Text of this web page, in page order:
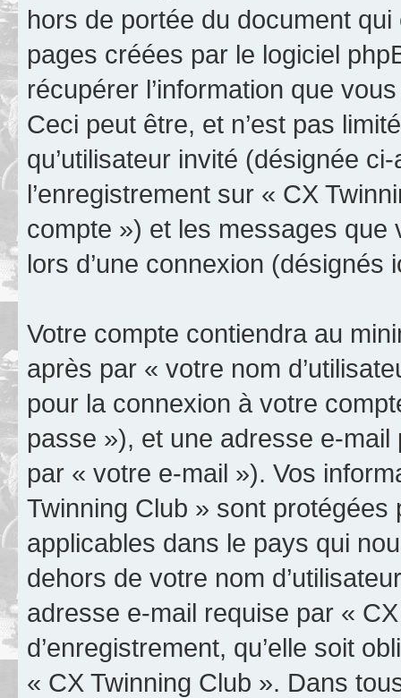
hors de portée du document
pages créées par le logiciel
récupérer l’information que
Ceci peut être, et n’est pas
qu’utilisateur invité (désignée
l’enregistrement sur « CX
compte ») et les messages que
lors d’une connexion
Votre compte contiendra au
après par « votre nom
pour la connexion à votre
passe »), et une adresse e-
par « votre e-mail »). Vos
Twinning Club » sont
applicables dans le pays qui
dehors de votre nom
adresse e-mail requise par «
d’enregistrement, qu’elle soit
« CX Twinning Club ». Dans